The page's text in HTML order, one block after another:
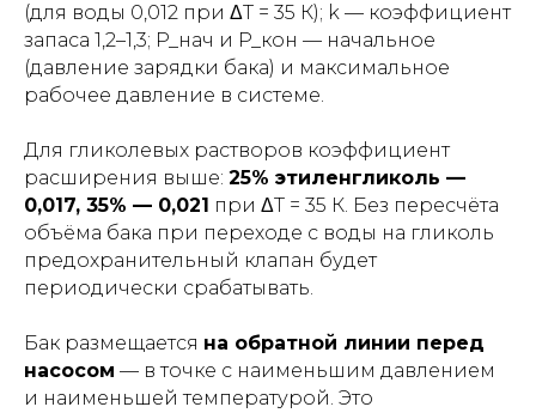
(для воды 0,012 при ΔT = 35 К); k — коэффициент
запаса 1,2–1,3; P_нач и P_кон — начальное
(давление зарядки бака) и максимальное
рабочее давление в системе.
Для гликолевых растворов коэффициент
расширения выше: 25% этиленгликоль —
0,017, 35% — 0,021 при ΔT = 35 К. Без пересчёта
объёма бака при переходе с воды на гликоль
предохранительный клапан будет
периодически срабатывать.
Бак размещается на обратной линии перед
насосом — в точке с наименьшим давлением
и наименьшей температурой. Это